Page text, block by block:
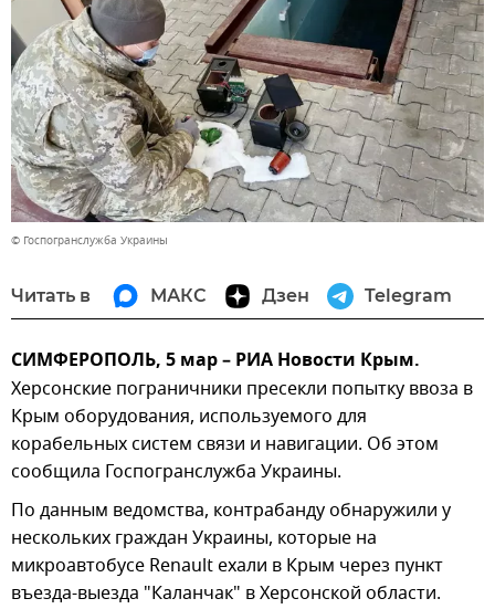
© Госпогранслужба Украины
Читать в МАКС Дзен Telegram
СИМФЕРОПОЛЬ, 5 мар – РИА Новости Крым.
Херсонские пограничники пресекли попытку ввоза в
Крым оборудования, используемого для
корабельных систем связи и навигации. Об этом
сообщила Госпогранслужба Украины.
По данным ведомства, контрабанду обнаружили у
нескольких граждан Украины, которые на
микроавтобусе Renault ехали в Крым через пункт
въезда-выезда "Каланчак" в Херсонской области.